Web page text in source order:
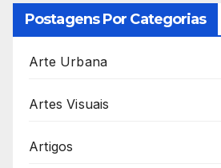
Postagens Por Categorias
Arte Urbana
Artes Visuais
Artigos